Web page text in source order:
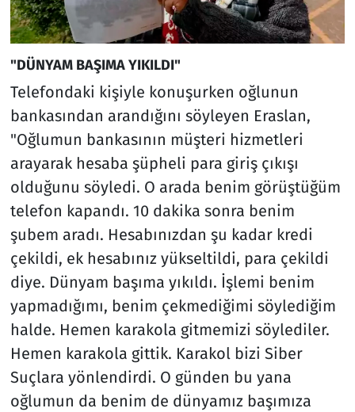
"DÜNYAM BAŞIMA YIKILDI"
Telefondaki kişiyle konuşurken oğlunun
bankasından arandığını söyleyen Eraslan,
"Oğlumun bankasının müşteri hizmetleri
arayarak hesaba şüpheli para giriş çıkışı
olduğunu söyledi. O arada benim görüştüğüm
telefon kapandı. 10 dakika sonra benim
şubem aradı. Hesabınızdan şu kadar kredi
çekildi, ek hesabınız yükseltildi, para çekildi
diye. Dünyam başıma yıkıldı. İşlemi benim
yapmadığımı, benim çekmediğimi söylediğim
halde. Hemen karakola gitmemizi söylediler.
Hemen karakola gittik. Karakol bizi Siber
Suçlara yönlendirdi. O günden bu yana
oğlumun da benim de dünyamız başımıza